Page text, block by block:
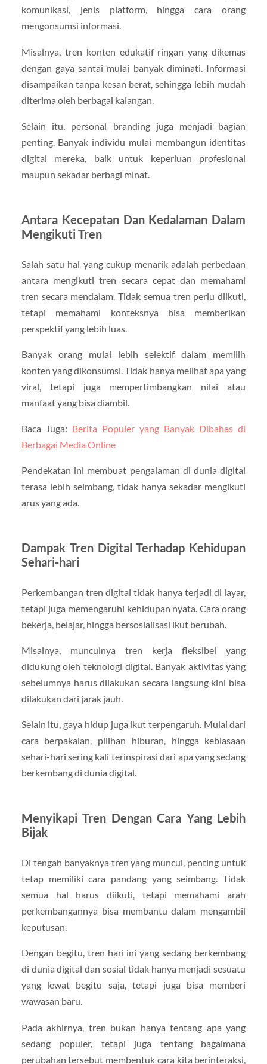
komunikasi, jenis platform, hingga cara orang
mengonsumsi informasi.
Misalnya, tren konten edukatif ringan yang dikemas
dengan gaya santai mulai banyak diminati. Informasi
disampaikan tanpa kesan berat, sehingga lebih mudah
diterima oleh berbagai kalangan.
Selain itu, personal branding juga menjadi bagian
penting. Banyak individu mulai membangun identitas
digital mereka, baik untuk keperluan profesional
maupun sekadar berbagi minat.
Antara Kecepatan Dan Kedalaman Dalam
Mengikuti Tren
Salah satu hal yang cukup menarik adalah perbedaan
antara mengikuti tren secara cepat dan memahami
tren secara mendalam. Tidak semua tren perlu diikuti,
tetapi memahami konteksnya bisa memberikan
perspektif yang lebih luas.
Banyak orang mulai lebih selektif dalam memilih
konten yang dikonsumsi. Tidak hanya melihat apa yang
viral, tetapi juga mempertimbangkan nilai atau
manfaat yang bisa diambil.
Baca Juga: Berita Populer yang Banyak Dibahas di
Berbagai Media Online
Pendekatan ini membuat pengalaman di dunia digital
terasa lebih seimbang, tidak hanya sekadar mengikuti
arus yang ada.
Dampak Tren Digital Terhadap Kehidupan
Sehari-hari
Perkembangan tren digital tidak hanya terjadi di layar,
tetapi juga memengaruhi kehidupan nyata. Cara orang
bekerja, belajar, hingga bersosialisasi ikut berubah.
Misalnya, munculnya tren kerja fleksibel yang
didukung oleh teknologi digital. Banyak aktivitas yang
sebelumnya harus dilakukan secara langsung kini bisa
dilakukan dari jarak jauh.
Selain itu, gaya hidup juga ikut terpengaruh. Mulai dari
cara berpakaian, pilihan hiburan, hingga kebiasaan
sehari-hari sering kali terinspirasi dari apa yang sedang
berkembang di dunia digital.
Menyikapi Tren Dengan Cara Yang Lebih
Bijak
Di tengah banyaknya tren yang muncul, penting untuk
tetap memiliki cara pandang yang seimbang. Tidak
semua hal harus diikuti, tetapi memahami arah
perkembangannya bisa membantu dalam mengambil
keputusan.
Dengan begitu, tren hari ini yang sedang berkembang
di dunia digital dan sosial tidak hanya menjadi sesuatu
yang lewat begitu saja, tetapi juga bisa memberi
wawasan baru.
Pada akhirnya, tren bukan hanya tentang apa yang
sedang populer, tetapi juga tentang bagaimana
perubahan tersebut membentuk cara kita berinteraksi,